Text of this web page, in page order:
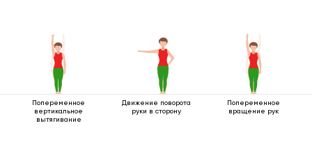
Попеременное
вертикальное
вытягивание
Движение поворота
руки в сторону
Попеременное
вращение рук